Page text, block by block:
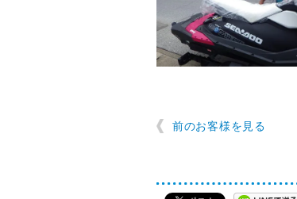
前のお客様を見る